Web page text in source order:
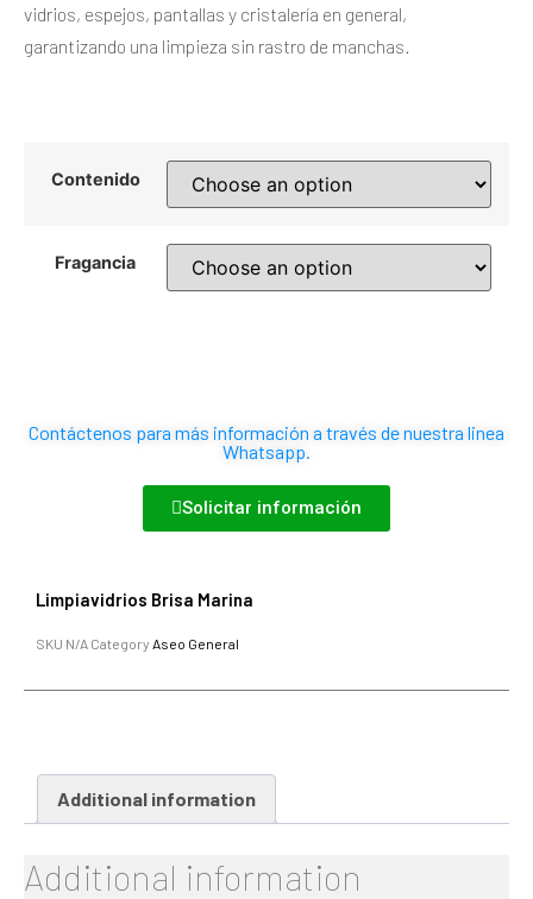
vidrios, espejos, pantallas y cristalería en general,
garantizando una limpieza sin rastro de manchas.
Contenido
Fragancia
Contáctenos para más información a través de nuestra linea
Whatsapp.
Solicitar información
Limpiavidrios Brisa Marina
SKU N/A Category Aseo General
Additional information
Additional information